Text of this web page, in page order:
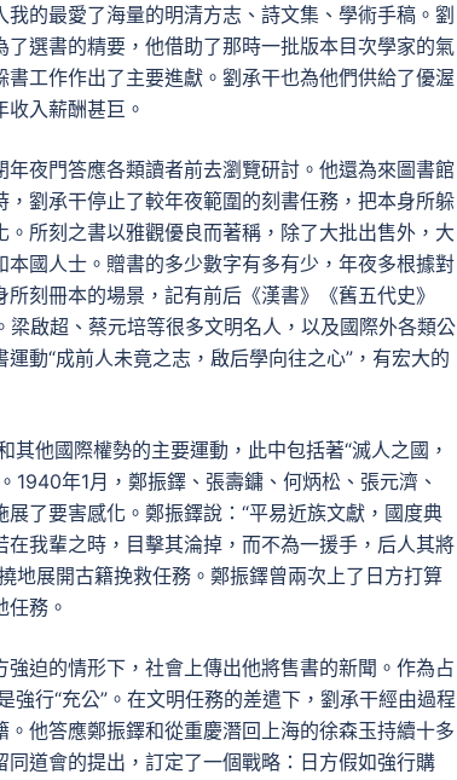
的最愛了海量的明清方志、詩文集、學術手稿。劉
選書的精要，他借助了那時一批版本目次學家的氣
工作作出了主要進獻。劉承干也為他們供給了優渥
入薪酬甚巨。
夜門答應各類讀者前去瀏覽研討。他還為來圖書館
劉承干停止了較年夜範圍的刻書任務，把本身所躲
所刻之書以雅觀優良而著稱，除了大批出售外，大
國人士。贈書的多少數字有多有少，年夜多根據對
刻冊本的場景，記有前后《漢書》《舊五代史》
梁啟超、蔡元培等很多文明名人，以及國際外各類公
動“成前人未竟之志，啟后學向往之心”，有宏大的
他國際權勢的主要運動，此中包括著“滅人之國，
年1月，鄭振鐸、張壽鏞、何炳松、張元濟、
了要害感化。鄭振鐸說：“平易近族文獻，國度典
我輩之時，目擊其淪掉，而不為一援手，后人其將
地展開古籍挽救任務。鄭振鐸曾兩次上了日方打算
務。
迫的情形下，社會上傳出他將售書的新聞。作為占
行“充公”。在文明任務的差遣下，劉承干經由過程
他答應鄭振鐸和從重慶潛回上海的徐森玉持續十多
道會的提出，訂定了一個戰略：日方假如強行購